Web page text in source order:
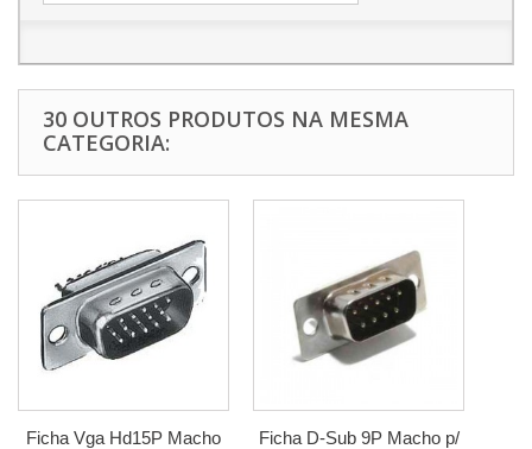
30 OUTROS PRODUTOS NA MESMA
CATEGORIA:
Ficha Vga Hd15P Macho
Ficha D-Sub 9P Macho p/